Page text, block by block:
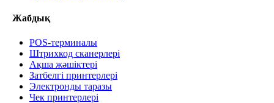
Жабдық
POS-терминалы
Штрихкод сканерлері
Ақша жәшіктері
Затбелгі принтерлері
Электронды таразы
Чек принтерлері